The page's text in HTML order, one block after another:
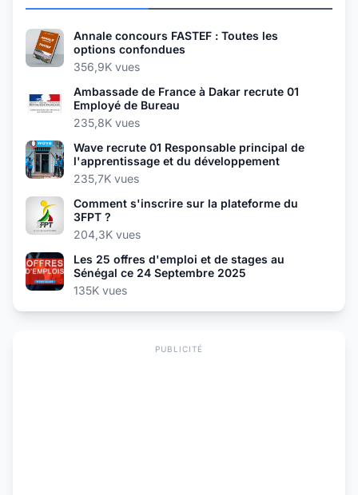
Annale concours FASTEF : Toutes les
options confondues
356,9K vues
Ambassade de France à Dakar recrute 01
Employé de Bureau
235,8K vues
Wave recrute 01 Responsable principal de
l'apprentissage et du développement
235,7K vues
Comment s'inscrire sur la plateforme du
3FPT ?
204,3K vues
Les 25 offres d'emploi et de stages au
Sénégal ce 24 Septembre 2025
135K vues
PUBLICITÉ